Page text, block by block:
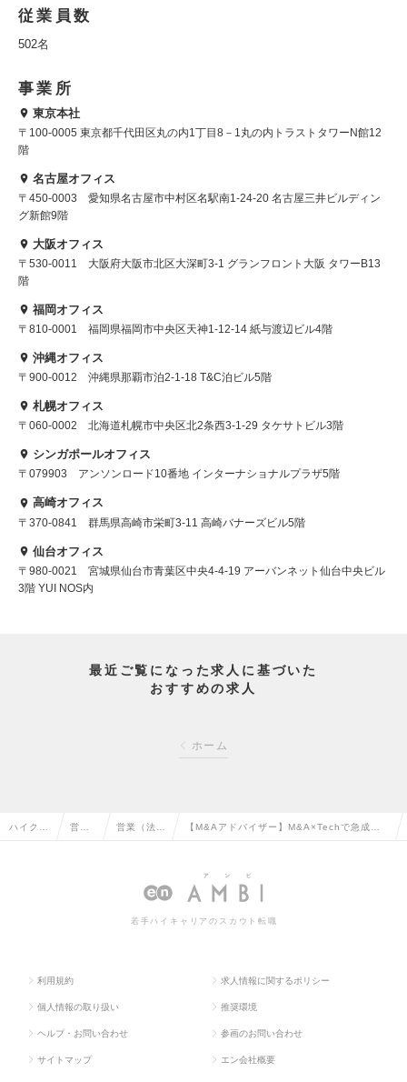
従業員数
502名
事業所
東京本社
〒100-0005 東京都千代田区丸の内1丁目8－1丸の内トラストタワーN館12
階
名古屋オフィス
〒450-0003 愛知県名古屋市中村区名駅南1-24-20 名古屋三井ビルディン
グ新館9階
大阪オフィス
〒530-0011 大阪府大阪市北区大深町3-1 グランフロント大阪 タワーB13
階
福岡オフィス
〒810-0001 福岡県福岡市中央区天神1-12-14 紙与渡辺ビル4階
沖縄オフィス
〒900-0012 沖縄県那覇市泊2-1-18 T&C泊ビル5階
札幌オフィス
〒060-0002 北海道札幌市中央区北2条西3-1-29 タケサトビル3階
シンガポールオフィス
〒079903 アンソンロード10番地 インターナショナルプラザ5階
高崎オフィス
〒370-0841 群馬県高崎市栄町3-11 高崎バナーズビル5階
仙台オフィス
〒980-0021 宮城県仙台市青葉区中央4-4-19 アーバンネット仙台中央ビル
3階 YUI NOS内
最近ご覧になった求人に基づいた
おすすめの求人
ホーム
ハイクラ 営業 営業（法人 【M&Aアドバイザー】M&A×Techで急成長
の求人情報
若手ハイキャリアのスカウト転職
利用規約 求人情報に関するポリシー
個人情報の取り扱い 推奨環境
ヘルプ・お問い合わせ 参画のお問い合わせ
サイトマップ エン会社概要